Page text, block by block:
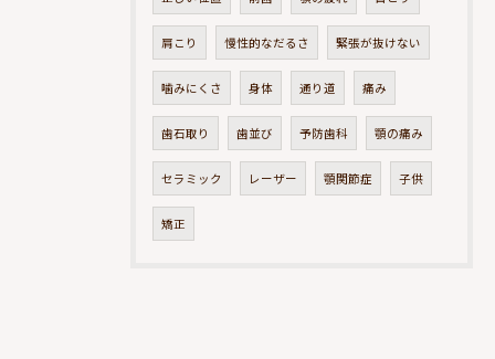
肩こり 慢性的なだるさ 緊張が抜けない
噛みにくさ 身体 通り道 痛み
歯石取り 歯並び 予防歯科 顎の痛み
セラミック レーザー 顎関節症 子供
矯正